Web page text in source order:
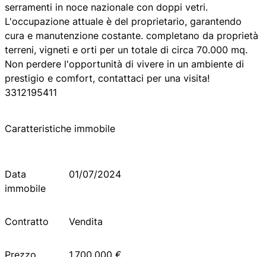
serramenti in noce nazionale con doppi vetri.
L'occupazione attuale è del proprietario, garantendo
cura e manutenzione costante. completano da proprietà
terreni, vigneti e orti per un totale di circa 70.000 mq.
Non perdere l'opportunità di vivere in un ambiente di
prestigio e comfort, contattaci per una visita!
3312195411
Caratteristiche immobile
Data
immobile
01/07/2024
Contratto Vendita